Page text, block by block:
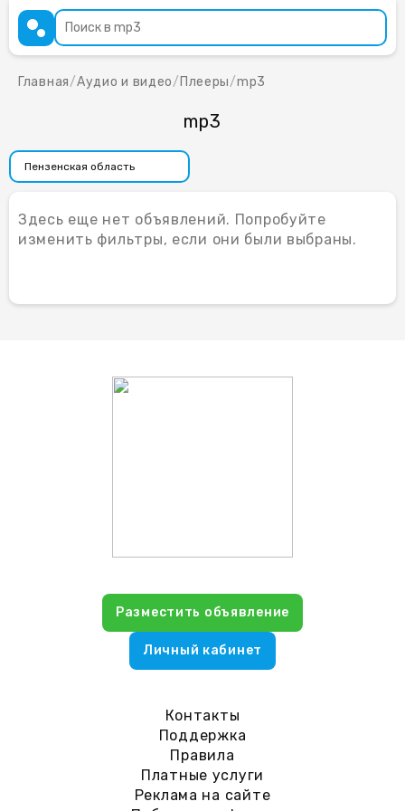
Главная/Аудио и видео/ Плееры/mp3
mp3
Здесь еще нет объявлений. Попробуйте
изменить фильтры, если они были выбраны.
Контакты
Поддержка
Правила
Платные услуги
Реклама на сайте
Разместить объявление
Личный кабинет